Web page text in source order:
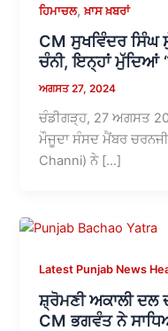
ਹਿਮਾਚਲ,ਖ਼ਾਸ ਖ਼ਬਰਾਂ
CM ਸੁਖਵਿੰਦਰ ਸਿੰਘ
ਚੰਨੀ, ਇਨ੍ਹਾਂ ਮੁੱਦਿਆਂ
ਅਗਸਤ 27, 2024
ਚੰਡੀਗੜ੍ਹ, 27 ਅਗਸਤ
ਮੌਜੂਦਾ ਸੰਸਦ ਮੈਂਬਰ
Channi) ਨੇ […]
Latest Punjab News
ਸ਼੍ਰੋਮਣੀ ਅਕਾਲੀ ਦਲ
CM ਭਗਵੰਤ ਨੇ